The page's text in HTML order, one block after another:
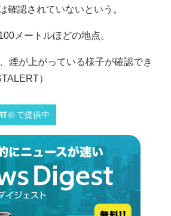
確認されていないという。
メートルほどの地点。
煙が上がっている様子が確認でき
）
で提供中